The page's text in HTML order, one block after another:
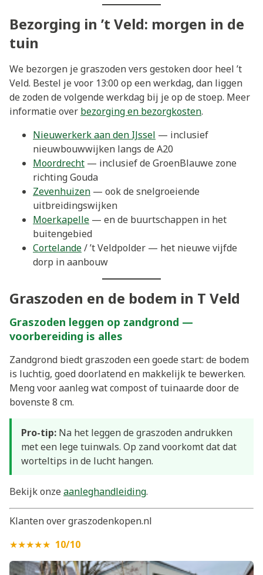
Bezorging in ’t Veld: morgen in de
tuin
We bezorgen je graszoden vers gestoken door heel ’t
Veld. Bestel je voor 13:00 op een werkdag, dan liggen
de zoden de volgende werkdag bij je op de stoep. Meer
informatie over bezorging en bezorgkosten.
Nieuwerkerk aan den IJssel — inclusief
nieuwbouwwijken langs de A20
Moordrecht — inclusief de GroenBlauwe zone
richting Gouda
Zevenhuizen — ook de snelgroeiende
uitbreidingswijken
Moerkapelle — en de buurtschappen in het
buitengebied
Cortelande/ ’t Veldpolder — het nieuwe vijfde
dorp in aanbouw
Graszoden en de bodem in T Veld
Graszoden leggen op zandgrond —
voorbereiding is alles
Zandgrond biedt graszoden een goede start: de bodem
is luchtig, goed doorlatend en makkelijk te bewerken.
Meng voor aanleg wat compost of tuinaarde door de
bovenste 8 cm.
Pro-tip: Na het leggen de graszoden andrukken
met een lege tuinwals. Op zand voorkomt dat dat
worteltips in de lucht hangen.
Bekijk onzeaanleghandleiding.
Klanten over graszodenkopen.nl
★★★★★ 10/10